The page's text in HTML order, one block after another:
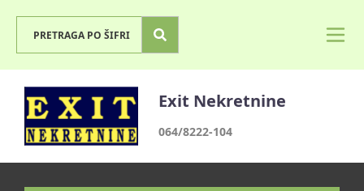
Exit Nekretnine
064/8222-104